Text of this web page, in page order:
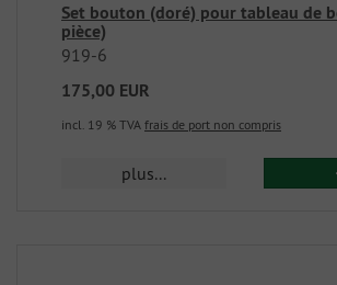
Set bouton (doré) pour tableau de
pièce)
919-6
175,00 EUR
incl. 19 % TVA frais de port non compris
plus...